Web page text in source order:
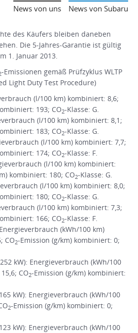
News von Subaru
News von uns
des Käufers bleiben daneben
Die 5-Jahres-Garantie ist gültig
1. Januar 2013.
-Emissionen gemäß Prüfzyklus WLTP
Light Duty Test Procedure)
(l/100 km) kombiniert: 8,6;
193; CO2-Klasse: G.
(l/100 km) kombiniert: 8,1;
183; CO2-Klasse: G.
(l/100 km) kombiniert: 7,7;
174; CO2-Klasse: F.
(l/100 km) kombiniert:
kombiniert: 180; CO2-Klasse: G.
(l/100 km) kombiniert: 8,0;
180; CO2-Klasse: G.
(l/100 km) kombiniert: 7,3;
166; CO2-Klasse: F.
(kWh/100 km)
CO2-Emission (g/km) kombiniert: 0;
kW): Energieverbrauch (kWh/100
CO2-Emission (g/km) kombiniert:
kW): Energieverbrauch (kWh/100
2-Emission (g/km) kombiniert: 0;
kW): Energieverbrauch (kWh/100